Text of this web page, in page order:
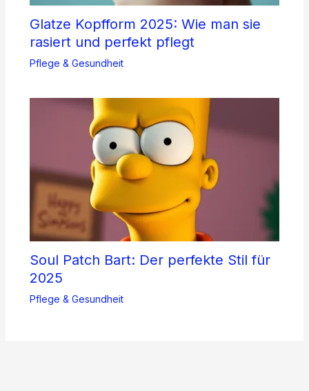
Glatze Kopfform 2025: Wie man sie
rasiert und perfekt pflegt
Pflege & Gesundheit
Soul Patch Bart: Der perfekte Stil für
2025
Pflege & Gesundheit